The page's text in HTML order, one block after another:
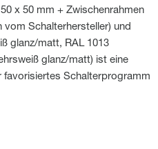
x 50 mm + Zwischenrahmen
Schalterhersteller) und
glanz/matt, RAL 1013
glanz/matt) ist eine
Schalterprogramm